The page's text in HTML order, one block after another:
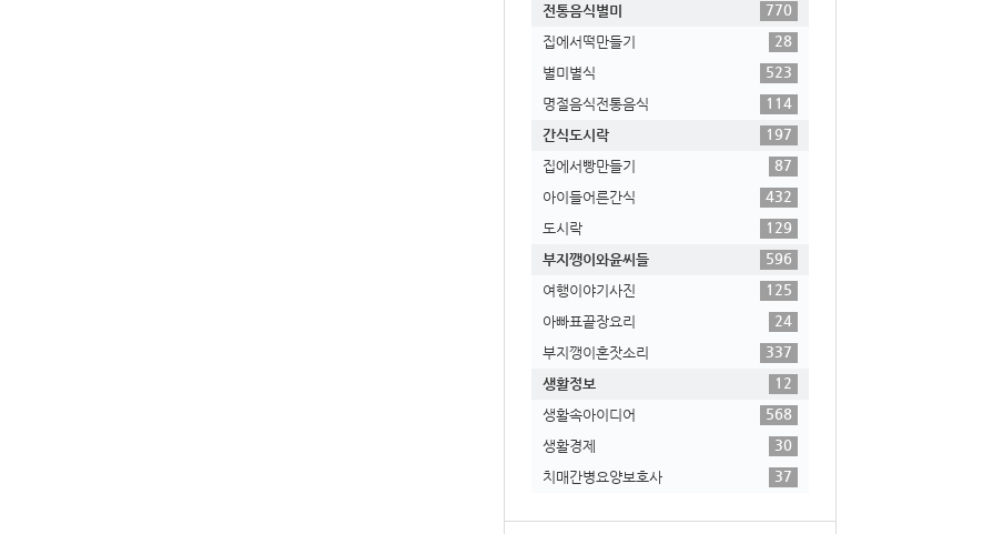
전통음식별미
770
집에서떡만들기
28
별미별식
523
명절음식전통음식
114
간식도시락
197
집에서빵만들기
87
아이들어른간식
432
도시락
129
부지깽이와윤씨들
596
여행이야기사진
125
아빠표끝장요리
24
부지깽이혼잣소리
337
생활정보
12
생활속아이디어
568
생활경제
30
치매간병요양보호사
37